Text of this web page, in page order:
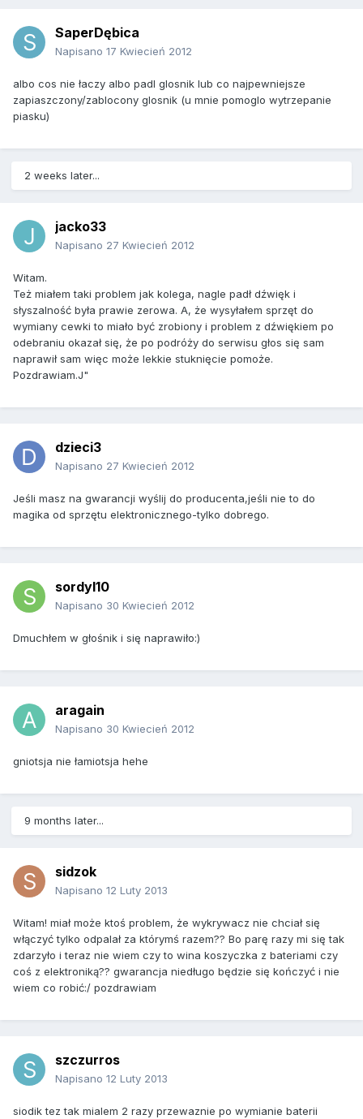
SaperDębica
Napisano 17 Kwiecień 2012
albo cos nie łaczy albo padl glosnik lub co najpewniejsze
zapiaszczony/zablocony glosnik (u mnie pomoglo wytrzepanie
piasku)
2 weeks later...
jacko33
Napisano 27 Kwiecień 2012
Witam.
Też miałem taki problem jak kolega, nagle padł dźwięk i
słyszalność była prawie zerowa. A, że wysyłałem sprzęt do
wymiany cewki to miało być zrobiony i problem z dźwiękiem po
odebraniu okazał się, że po podróży do serwisu głos się sam
naprawił sam więc może lekkie stuknięcie pomoże.
Pozdrawiam.J"
dzieci3
Napisano 27 Kwiecień 2012
Jeśli masz na gwarancji wyślij do producenta,jeśli nie to do
magika od sprzętu elektronicznego-tylko dobrego.
sordyl10
Napisano 30 Kwiecień 2012
Dmuchłem w głośnik i się naprawiło:)
aragain
Napisano 30 Kwiecień 2012
gniotsja nie łamiotsja hehe
9 months later...
sidzok
Napisano 12 Luty 2013
Witam! miał może ktoś problem, że wykrywacz nie chciał się
włączyć tylko odpalał za którymś razem?? Bo parę razy mi się tak
zdarzyło i teraz nie wiem czy to wina koszyczka z bateriami czy
coś z elektroniką?? gwarancja niedługo będzie się kończyć i nie
wiem co robić:/ pozdrawiam
szczurros
Napisano 12 Luty 2013
siodik tez tak mialem 2 razy przewaznie po wymianie baterii